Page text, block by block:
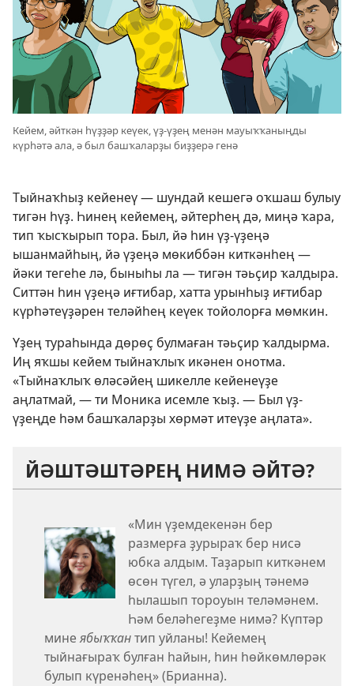
Кейем, әйткән һүҙҙәр кеүек, үҙ-үҙең менән мауыҡҡаныңды
күрһәтә ала, ә был башҡаларҙы биҙҙерә генә
Тыйнаҡһыҙ кейенеү — шундай кешегә оҡшаш булыу
тигән һүҙ. Һинең кейемең, әйтерһең дә, миңә ҡара,
тип ҡысҡырып тора. Был, йә һин үҙ-үҙеңә
ышанмайһың, йә үҙеңә мөкиббән киткәнһең —
йәки тегеһе лә, быныһы ла — тигән тәьҫир ҡалдыра.
Ситтән һин үҙеңә иғтибар, хатта урынһыҙ иғтибар
күрһәтеүҙәрен теләйһең кеүек тойолорға мөмкин.
Үҙең тураһында дөрөҫ булмаған тәьҫир ҡалдырма.
Иң яҡшы кейем тыйнаҡлыҡ икәнен онотма.
«Тыйнаҡлыҡ өләсәйең шикелле кейенеүҙе
аңлатмай, — ти Моника исемле ҡыҙ. — Был үҙ-
үҙеңде һәм башҡаларҙы хөрмәт итеүҙе аңлата».
ЙӘШТӘШТӘРЕҢ НИМӘ ӘЙТӘ?
«Мин үҙемдекенән бер
размерға ҙурыраҡ бер нисә
юбка алдым. Таҙарып киткәнем
өсөн түгел, ә уларҙың тәнемә
һылашып тороуын теләмәнем.
Һәм беләһегеҙме нимә? Күптәр
минеябыҡҡантип уйланы! Кейемең
тыйнағыраҡ булған һайын, һин һөйкөмлөрәк
булып күренәһең» (Брианна).